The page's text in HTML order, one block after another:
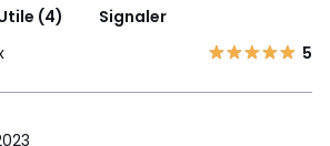
(4)
Signaler
5